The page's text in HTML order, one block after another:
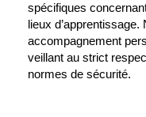
spécifiques
lieux
accompagnement
veillant au strict
normes de sécurité.